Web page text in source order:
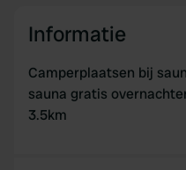
We also share
our social media,
may combine it with other
provided to them or that
of their services.
Informatie
Camperplaatsen bij
sauna gratis
3.5km